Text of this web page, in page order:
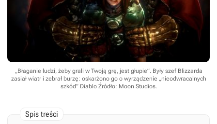
„Błaganie ludzi, żeby grali w Twoją grę, jest głupie”. Były szef Blizzarda
zasiał wiatr i zebrał burzę: oskarżono go o wyrządzenie „nieodwracalnych
szkód” Diablo Źródło: Moon Studios.